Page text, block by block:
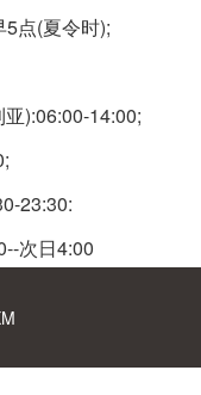
点(夏令时);
):06:00-14:00;
23:30:
次日4:00